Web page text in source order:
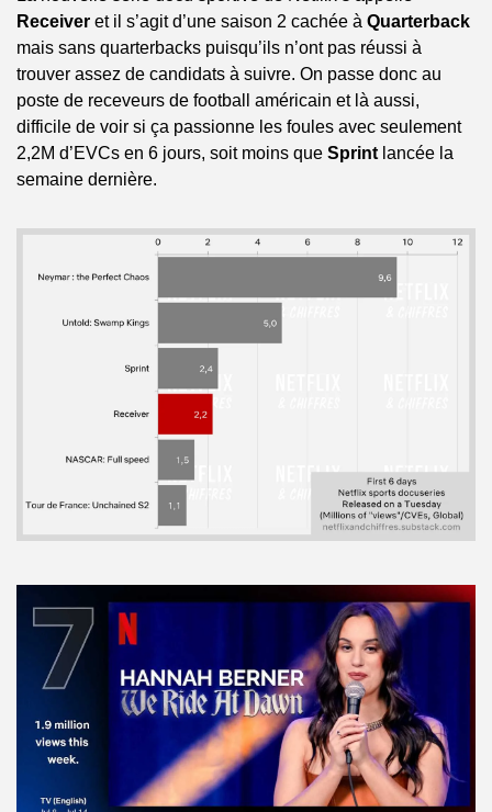
Receiver et il s’agit d’une saison 2 cachée à Quarterback
mais sans quarterbacks puisqu’ils n’ont pas réussi à
trouver assez de candidats à suivre. On passe donc au
poste de receveurs de football américain et là aussi,
difficile de voir si ça passionne les foules avec seulement
2,2M d’EVCs en 6 jours, soit moins que Sprint lancée la
semaine dernière.